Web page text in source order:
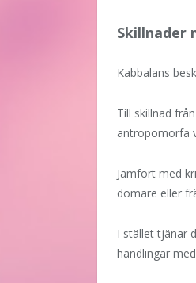
Skillnader
Kabbalans
Till skillnad
antropomorfa
Jämfört med
domare eller
I stället tjänar
handlingar